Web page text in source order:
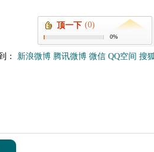
顶一下 (0)
0%
： 新浪微博 腾讯微博 微信 QQ空间 搜